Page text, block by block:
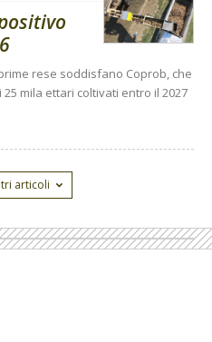
rese soddisfano Coprob, che
mila ettari coltivati entro il 2027
articoli